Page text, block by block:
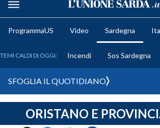
METEO
CRONACA SARDEGNA
ProgrammaUS Video Sardegna
TEMI CALDI DI OGGI: Incendi Sos Sardegna
SFOGLIA IL QUOTIDIANO
ORISTANO E